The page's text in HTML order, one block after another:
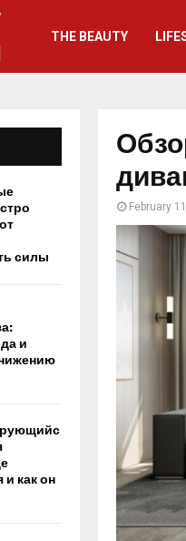
THE BEAUTY
February
силы
и
и как он